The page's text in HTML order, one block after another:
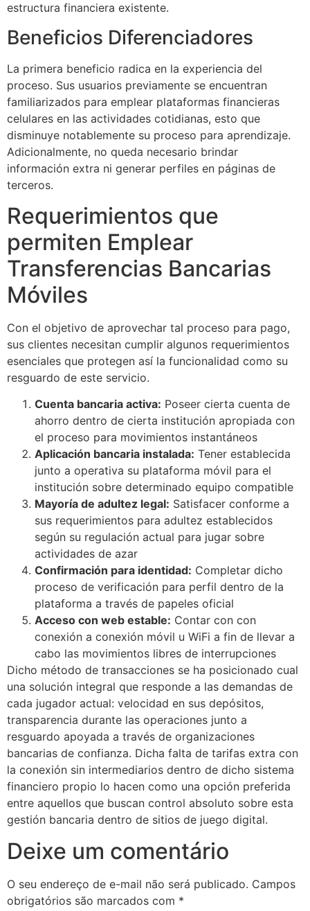
panel
giriş
per sale
Forum
escort
giriş
giriş
Panel
estructura financiera existente.
Beneficios Diferenciadores
La primera beneficio radica en la experiencia del
proceso. Sus usuarios previamente se encuentran
familiarizados para emplear plataformas financieras
celulares en las actividades cotidianas, esto que
disminuye notablemente su proceso para aprendizaje.
Adicionalmente, no queda necesario brindar
información extra ni generar perfiles en páginas de
terceros.
Requerimientos que
permiten Emplear
Transferencias Bancarias
Móviles
Con el objetivo de aprovechar tal proceso para pago,
sus clientes necesitan cumplir algunos requerimientos
esenciales que protegen así la funcionalidad como su
resguardo de este servicio.
Cuenta bancaria activa: Poseer cierta cuenta de
ahorro dentro de cierta institución apropiada con
el proceso para movimientos instantáneos
Aplicación bancaria instalada: Tener establecida
junto a operativa su plataforma móvil para el
institución sobre determinado equipo compatible
Mayoría de adultez legal: Satisfacer conforme a
sus requerimientos para adultez establecidos
según su regulación actual para jugar sobre
actividades de azar
Confirmación para identidad: Completar dicho
proceso de verificación para perfil dentro de la
plataforma a través de papeles oficial
Acceso con web estable: Contar con con
conexión a conexión móvil u WiFi a fin de llevar a
cabo las movimientos libres de interrupciones
Dicho método de transacciones se ha posicionado cual
una solución integral que responde a las demandas de
cada jugador actual: velocidad en sus depósitos,
transparencia durante las operaciones junto a
resguardo apoyada a través de organizaciones
bancarias de confianza. Dicha falta de tarifas extra con
la conexión sin intermediarios dentro de dicho sistema
financiero propio lo hacen como una opción preferida
entre aquellos que buscan control absoluto sobre esta
gestión bancaria dentro de sitios de juego digital.
Deixe um comentário
O seu endereço de e-mail não será publicado. Campos
obrigatórios são marcados com *